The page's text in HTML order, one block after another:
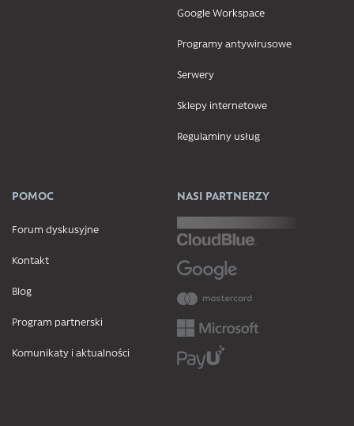
Google Workspace
Programy antywirusowe
Serwery
Sklepy internetowe
Regulaminy usług
POMOC
Forum dyskusyjne
Kontakt
Blog
Program partnerski
Komunikaty i aktualności
NASI PARTNERZY